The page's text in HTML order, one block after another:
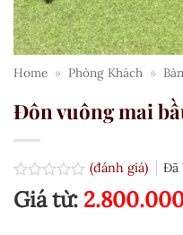
Home » Phòng Khách »
Đôn vuông mai
Được
xếp
(đánh giá) Đã
Giá từ: